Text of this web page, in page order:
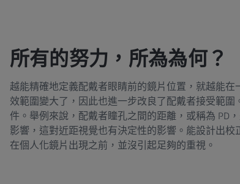
所有的努力，所為為何？
越能精確地定義配戴者眼睛前的鏡片位置，就越能
效範圍變大了，因此也進一步改良了配戴者接受範
件。舉例來說，配戴者瞳孔之間的距離，或稱為 PD
影響，這對近距視覺也有決定性的影響。能設計出
在個人化鏡片出現之前，並沒引起足夠的重視。